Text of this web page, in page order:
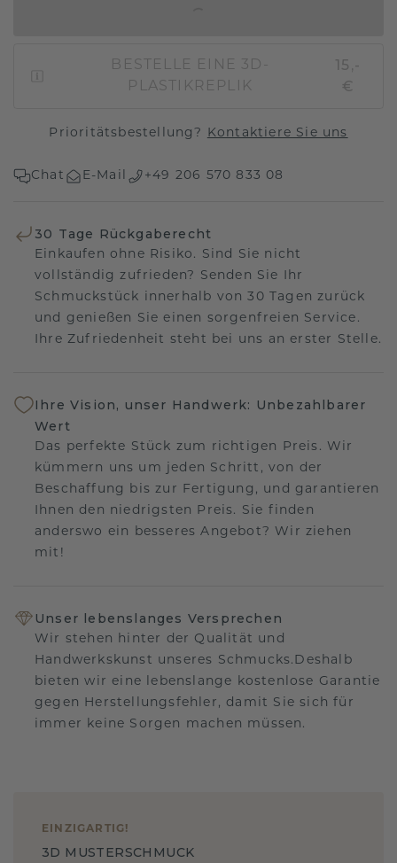
BESTELLE EINE 3D-
PLASTIKREPLIK
15,-
€
Prioritätsbestellung? Kontaktiere Sie uns
Chat E-Mail +49 206 570 833 08
30 Tage Rückgaberecht
Einkaufen ohne Risiko. Sind Sie nicht
vollständig zufrieden? Senden Sie Ihr
Schmuckstück innerhalb von 30 Tagen zurück
und genießen Sie einen sorgenfreien Service.
Ihre Zufriedenheit steht bei uns an erster Stelle.
Ihre Vision, unser Handwerk: Unbezahlbarer
Wert
Das perfekte Stück zum richtigen Preis. Wir
kümmern uns um jeden Schritt, von der
Beschaffung bis zur Fertigung, und garantieren
Ihnen den niedrigsten Preis. Sie finden
anderswo ein besseres Angebot? Wir ziehen
mit!
Unser lebenslanges Versprechen
Wir stehen hinter der Qualität und
Handwerkskunst unseres Schmucks.Deshalb
bieten wir eine lebenslange kostenlose Garantie
gegen Herstellungsfehler, damit Sie sich für
immer keine Sorgen machen müssen.
EINZIGARTIG !
3D MUSTERSCHMUCK